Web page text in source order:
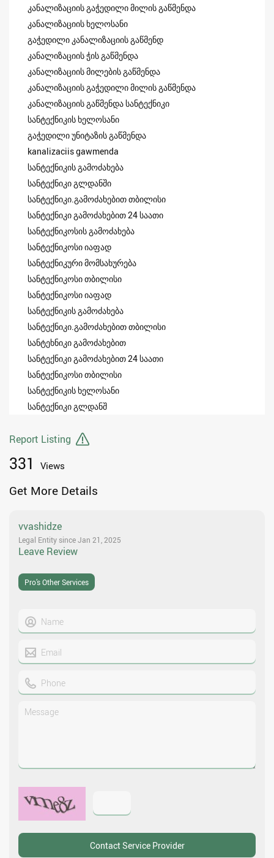
კანალიზაციის გაჭედილი მილის გაწმენდა
კანალიზაციის ხელოსანი
გაჭედილი კანალიზაციის გაწმენდ
კანალიზაციის ჭის გაწმენდა
კანალიზაციის მილების გაწმენდა
კანალიზაციის გაჭედილი მილის გაწმენდა
კანალიზაციის გაწმენდა სანტექნიკი
სანტექნიკის ხელოსანი
გაჭედილი უნიტაზის გაწმენდა
kanalizaciis gawmenda
სანტექნიკის გამოძახება
სანტექნიკი გლდანში
სანტექნიკი.გამოძახებით თბილისი
სანტექნიკი გამოძახებით 24 საათი
სანტექნიკოსის გამოძახება
სანტექნიკოსი იაფად
სანტექნიკური მომსახურება
სანტექნიკოსი თბილისი
სანტექნიკოსი იაფად
სანტექნიკის გამოძახება
სანტექნიკი.გამოძახებით თბილისი
სანტეხნიკი გამოძახებით
სანტექნიკი გამოძახებით 24 საათი
სანტექნიკოსი თბილისი
სანტექნიკის ხელოსანი
სანტექნიკი გლდანშ
Report Listing
331 Views
Get More Details
vvashidze
Legal Entity since Jan 21, 2025
Leave Review
Pro’s Other Services